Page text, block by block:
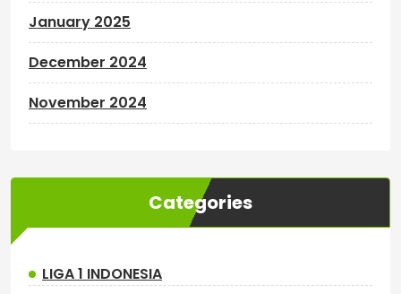
January 2025
December 2024
November 2024
Categories
LIGA 1 INDONESIA